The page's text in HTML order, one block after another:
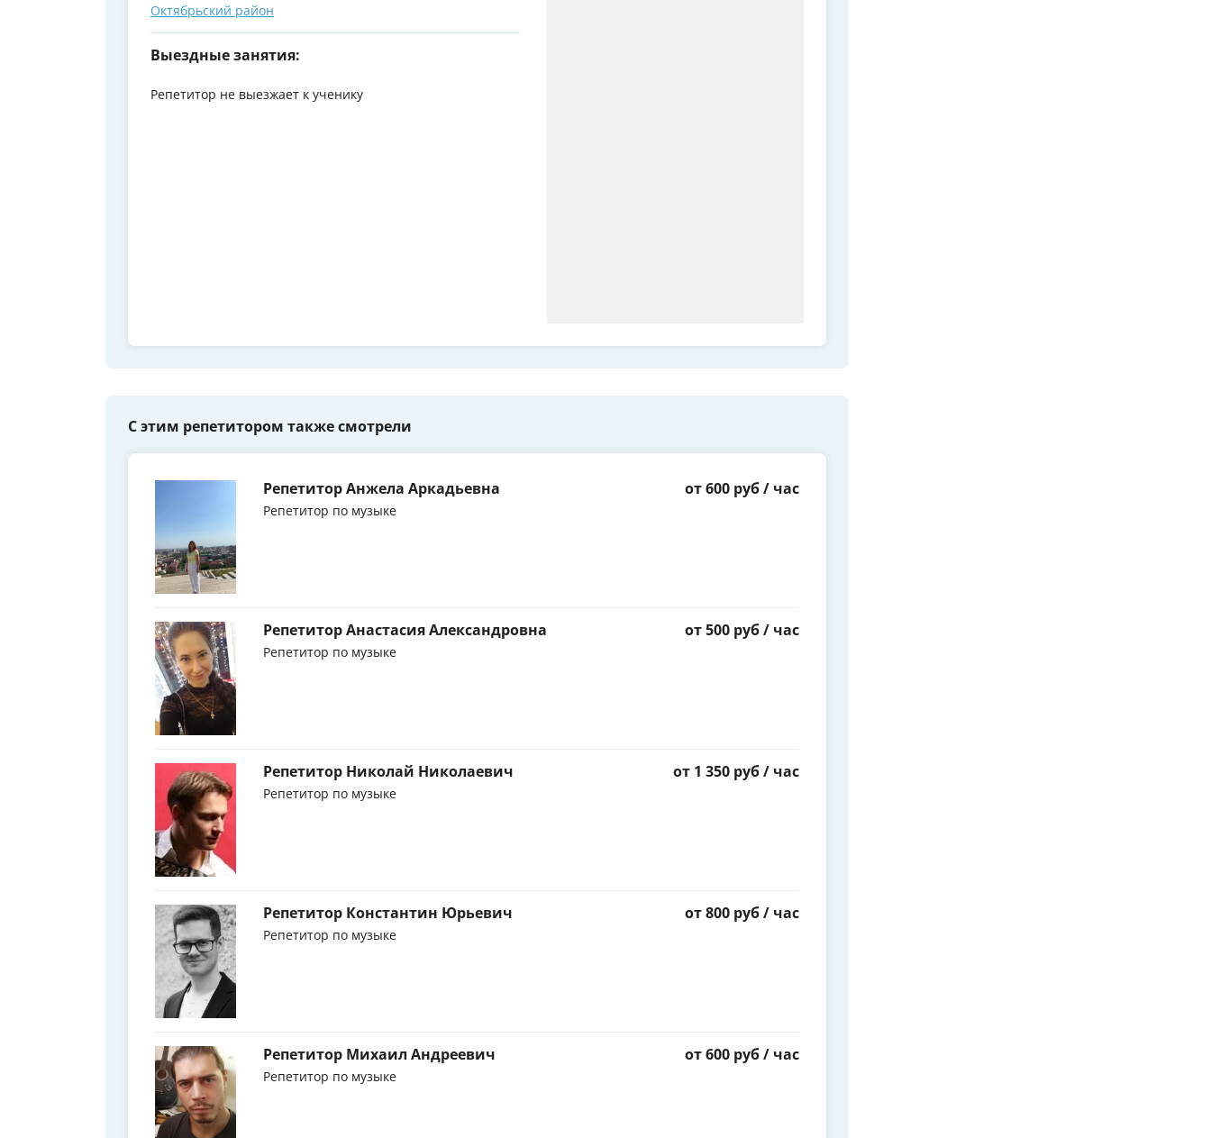
Октябрьский район
Выездные занятия:
Репетитор не выезжает к ученику
С этим репетитором также смотрели
Репетитор Анжела Аркадьевна
Репетитор по музыке
от 600 руб / час
Репетитор Анастасия Александровна
Репетитор по музыке
от 500 руб / час
Репетитор Николай Николаевич
Репетитор по музыке
от 1 350 руб / час
Репетитор Константин Юрьевич
Репетитор по музыке
от 800 руб / час
Репетитор Михаил Андреевич
Репетитор по музыке
от 600 руб / час